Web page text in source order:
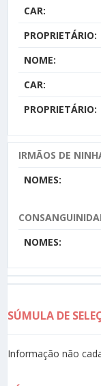
CAR:
PROPRIETÁRIO:
NOME:
CAR:
PROPRIETÁRIO:
IRMÃOS DE
NOMES:
NOMES:
SÚMULA DE
Informação não